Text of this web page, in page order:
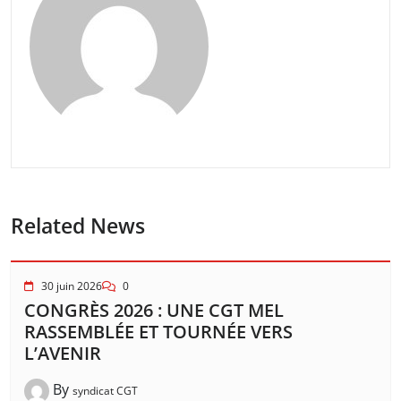
Related News
30 juin 2026 0
CONGRÈS 2026 : UNE CGT MEL
RASSEMBLÉE ET TOURNÉE VERS
L’AVENIR
By syndicat CGT